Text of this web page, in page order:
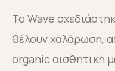
Το Wave
θέλουν χαλάρωση,
organic αισθητική